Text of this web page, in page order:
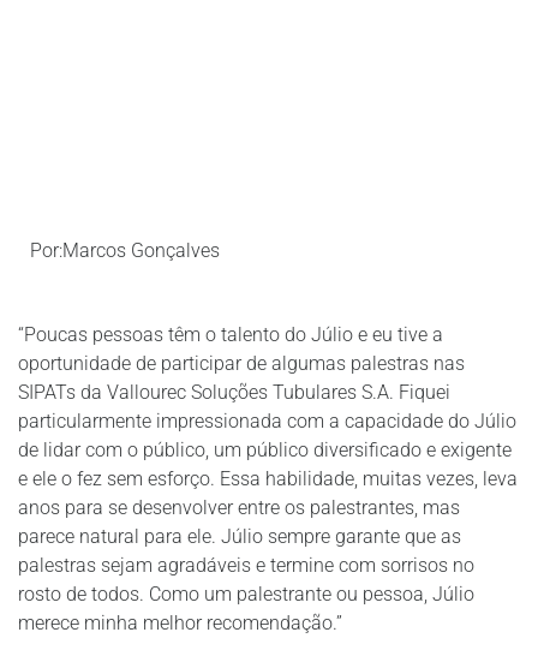
Por:Marcos Gonçalves
“Poucas pessoas têm o talento do Júlio e eu tive a
oportunidade de participar de algumas palestras nas
SIPATs da Vallourec Soluções Tubulares S.A. Fiquei
particularmente impressionada com a capacidade do Júlio
de lidar com o público, um público diversificado e exigente
e ele o fez sem esforço. Essa habilidade, muitas vezes, leva
anos para se desenvolver entre os palestrantes, mas
parece natural para ele. Júlio sempre garante que as
palestras sejam agradáveis e termine com sorrisos no
rosto de todos. Como um palestrante ou pessoa, Júlio
merece minha melhor recomendação.”